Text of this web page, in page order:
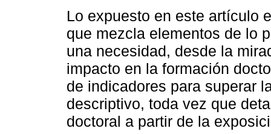
Lo expuesto en este artículo
que mezcla elementos de lo
una necesidad, desde la
impacto en la formación
de indicadores para superar
descriptivo, toda vez que
doctoral a partir de la